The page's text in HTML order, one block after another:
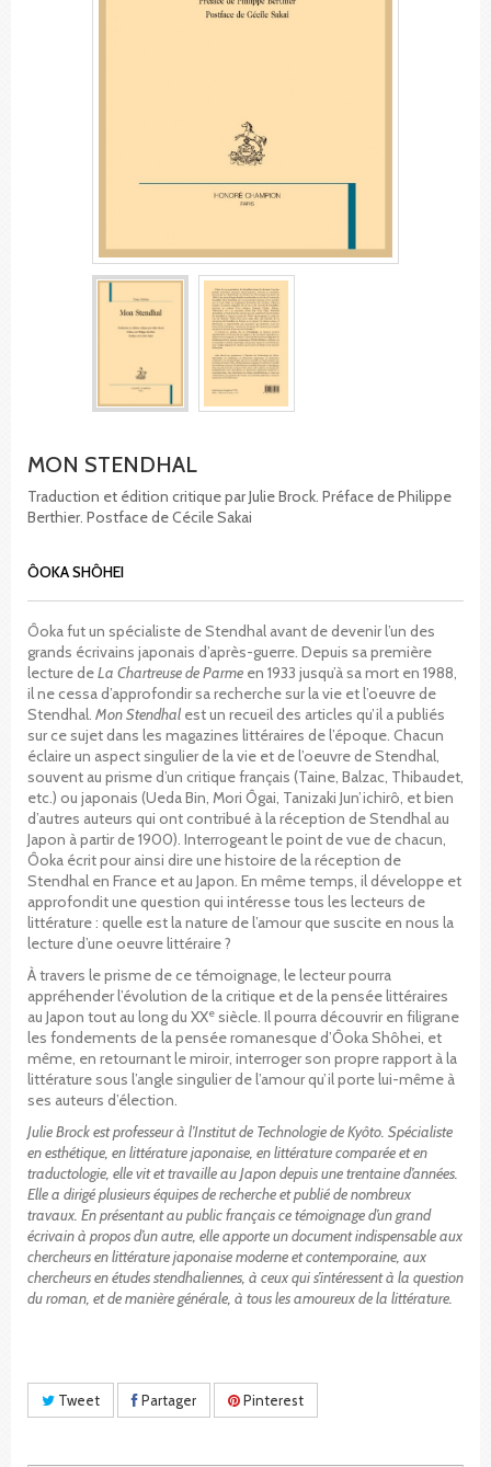
MON STENDHAL
Traduction et édition critique par Julie Brock. Préface de Philippe
Berthier. Postface de Cécile Sakai
ÔOKA SHÔHEI
Ôoka fut un spécialiste de Stendhal avant de devenir l’un des
grands écrivains japonais d’après-guerre. Depuis sa première
lecture deLa Chartreuse de Parme en 1933 jusqu’à sa mort en 1988,
il ne cessa d’approfondir sa recherche sur la vie et l’oeuvre de
Stendhal. Mon Stendhal est un recueil des articles qu’il a publiés
sur ce sujet dans les magazines littéraires de l’époque. Chacun
éclaire un aspect singulier de la vie et de l’oeuvre de Stendhal,
souvent au prisme d’un critique français (Taine, Balzac, Thibaudet,
etc.) ou japonais (Ueda Bin, Mori Ôgai, Tanizaki Jun’ichirô, et bien
d’autres auteurs qui ont contribué à la réception de Stendhal au
Japon à partir de 1900). Interrogeant le point de vue de chacun,
Ôoka écrit pour ainsi dire une histoire de la réception de
Stendhal en France et au Japon. En même temps, il développe et
approfondit une question qui intéresse tous les lecteurs de
littérature : quelle est la nature de l’amour que suscite en nous la
lecture d’une oeuvre littéraire ?
À travers le prisme de ce témoignage, le lecteur pourra
appréhender l’évolution de la critique et de la pensée littéraires
au Japon tout au long du XXe siècle. Il pourra découvrir en filigrane
les fondements de la pensée romanesque d’Ôoka Shôhei, et
même, en retournant le miroir, interroger son propre rapport à la
littérature sous l’angle singulier de l’amour qu’il porte lui-même à
ses auteurs d’élection.
Julie Brock est professeur à l’Institut de Technologie de Kyôto. Spécialiste
en esthétique, en littérature japonaise, en littérature comparée et en
traductologie, elle vit et travaille au Japon depuis une trentaine d’années.
Elle a dirigé plusieurs équipes de recherche et publié de nombreux
travaux. En présentant au public français ce témoignage d’un grand
écrivain à propos d’un autre, elle apporte un document indispensable aux
chercheurs en littérature japonaise moderne et contemporaine, aux
chercheurs en études stendhaliennes, à ceux qui s’intéressent à la question
du roman, et de manière générale, à tous les amoureux de la littérature.
Tweet Partager Pinterest